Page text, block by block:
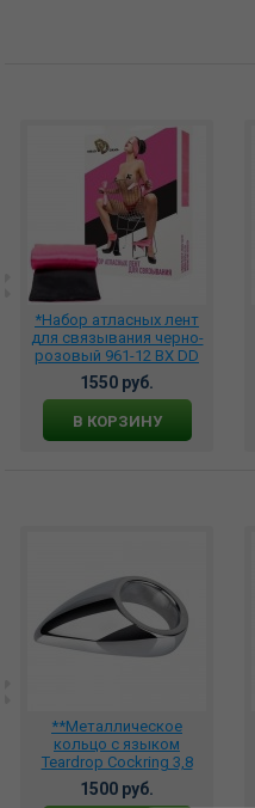
*Набор атласных лент
для связывания черно-
розовый 961-12 BX DD
1550 руб.
В КОРЗИНУ
**Металлическое
кольцо с языком
Teardrop Cockring 3,8
мм., размер S., 742-08
1500 руб.